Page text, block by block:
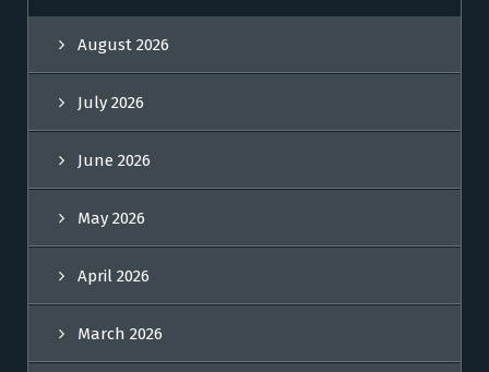
August 2026
July 2026
June 2026
May 2026
April 2026
March 2026